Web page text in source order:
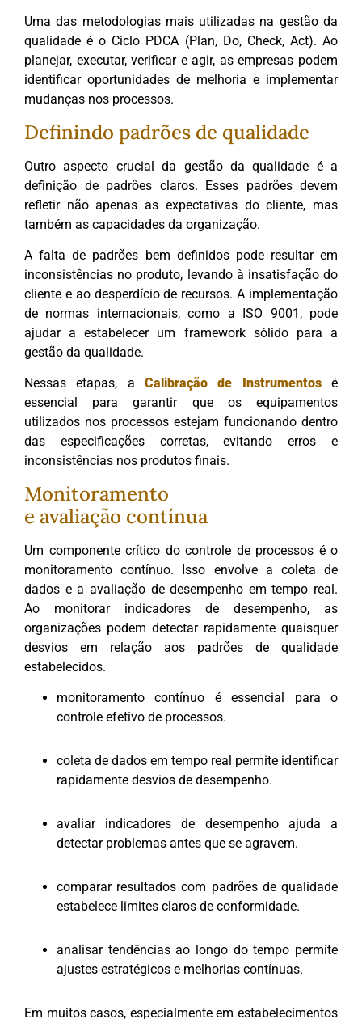
Uma das metodologias mais utilizadas na gestão da
qualidade é o Ciclo PDCA (Plan, Do, Check, Act). Ao
planejar, executar, verificar e agir, as empresas podem
identificar oportunidades de melhoria e implementar
mudanças nos processos.
Definindo padrões de qualidade
Outro aspecto crucial da gestão da qualidade é a
definição de padrões claros. Esses padrões devem
refletir não apenas as expectativas do cliente, mas
também as capacidades da organização.
A falta de padrões bem definidos pode resultar em
inconsistências no produto, levando à insatisfação do
cliente e ao desperdício de recursos. A implementação
de normas internacionais, como a ISO 9001, pode
ajudar a estabelecer um framework sólido para a
gestão da qualidade.
Nessas etapas, a Calibração de Instrumentosé
essencial para garantir que os equipamentos
utilizados nos processos estejam funcionando dentro
das especificações corretas, evitando erros e
inconsistências nos produtos finais.
Monitoramento
e avaliação contínua
Um componente crítico do controle de processos é o
monitoramento contínuo. Isso envolve a coleta de
dados e a avaliação de desempenho em tempo real.
Ao monitorar indicadores de desempenho, as
organizações podem detectar rapidamente quaisquer
desvios em relação aos padrões de qualidade
estabelecidos.
monitoramento contínuo é essencial para o
controle efetivo de processos.
coleta de dados em tempo real permite identificar
rapidamente desvios de desempenho.
avaliar indicadores de desempenho ajuda a
detectar problemas antes que se agravem.
comparar resultados com padrões de qualidade
estabelece limites claros de conformidade.
analisar tendências ao longo do tempo permite
ajustes estratégicos e melhorias contínuas.
Em muitos casos, especialmente em estabelecimentos